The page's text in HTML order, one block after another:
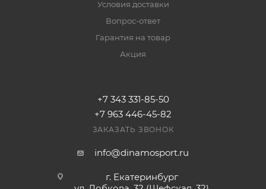
Условия доставки
Вопрос-ответ
Гарантия на товар
Акция
+7 343 331-85-50
+7 963 446-45-82
ЗАКАЗАТЬ ЗВОНОК
info@dinamosport.ru
г. Екатеринбург